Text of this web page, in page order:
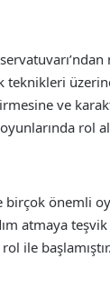
teknikleri
ve
rol
önemli
atmaya
ile